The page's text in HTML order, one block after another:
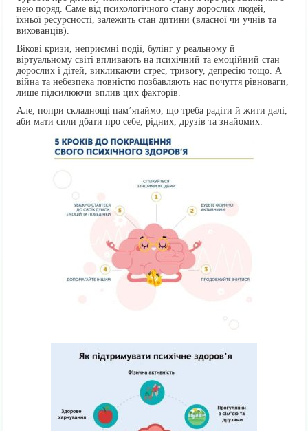
нею поряд. Саме від психологічного стану дорослих людей,
їхньої ресурсності, залежить стан дитини (власної чи учнів та
вихованців).
Вікові кризи, неприємні події, булінг у реальному й
віртуальному світі впливають на психічний та емоційний стан
дорослих і дітей, викликаючи стрес, тривогу, депресію тощо. А
війна та небезпека повністю позбавляють нас почуття рівноваги,
лише підсилюючи вплив цих факторів.
Але, попри складнощі пам’ятаймо, що треба радіти й жити далі,
аби мати сили дбати про себе, рідних, друзів та знайомих.